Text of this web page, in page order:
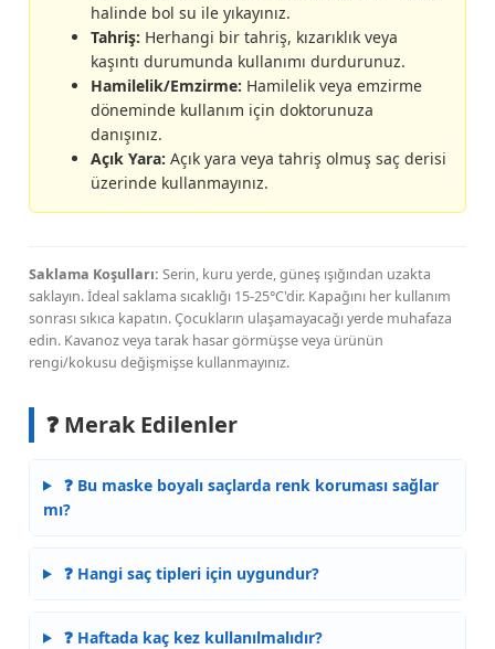
halinde bol su ile yıkayınız.
Tahriş: Herhangi bir tahriş, kızarıklık veya
kaşıntı durumunda kullanımı durdurunuz.
Hamilelik/Emzirme: Hamilelik veya emzirme
döneminde kullanım için doktorunuza
danışınız.
Açık Yara: Açık yara veya tahriş olmuş saç derisi
üzerinde kullanmayınız.
Saklama Koşulları: Serin, kuru yerde, güneş ışığından uzakta
saklayın. İdeal saklama sıcaklığı 15-25°C'dir. Kapağını her kullanım
sonrası sıkıca kapatın. Çocukların ulaşamayacağı yerde muhafaza
edin. Kavanoz veya tarak hasar görmüşse veya ürünün
rengi/kokusu değişmişse kullanmayınız.
❓ Merak Edilenler
❓ Bu maske boyalı saçlarda renk koruması sağlar
mı?
❓ Hangi saç tipleri için uygundur?
❓ Haftada kaç kez kullanılmalıdır?